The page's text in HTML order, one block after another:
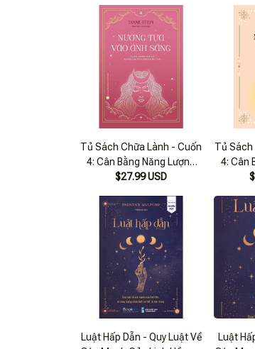
Tủ Sách Chữa Lành - Cuốn
4: Cân Bằng Năng Lượng
Thiết Yếu Ii - Chữa Lành Nữ
$27.99 USD
Tủ Sách
4: Cân
Thiết
Luật Hấp Dẫn - Quy Luật Về
Luật